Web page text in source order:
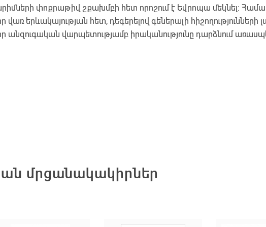
փոքրաթիվ շքախմբի հետ որոշում է Եվրոպա մեկնել:
երևակայության հետ, դեգերելով գեներալի հիշողությունների
անզուգական վարպետությամբ իրականությունը դարձնում
մրցանակակիրներ